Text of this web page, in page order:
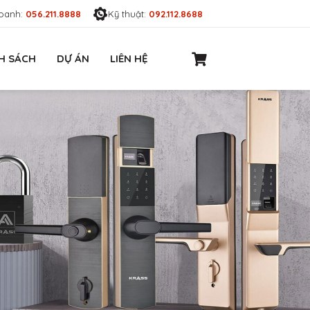
056.211.8888 Kỹ thuật: 092.112.8688
SÁCH DỰ ÁN LIÊN HỆ